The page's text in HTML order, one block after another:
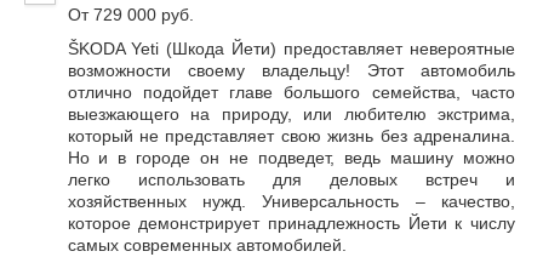
От 729 000 руб.
ŠKODA Yeti (Шкода Йети) предоставляет невероятные
возможности своему владельцу! Этот автомобиль
отлично подойдет главе большого семейства, часто
выезжающего на природу, или любителю экстрима,
который не представляет свою жизнь без адреналина.
Но и в городе он не подведет, ведь машину можно
легко использовать для деловых встреч и
хозяйственных нужд. Универсальность – качество,
которое демонстрирует принадлежность Йети к числу
самых современных автомобилей.